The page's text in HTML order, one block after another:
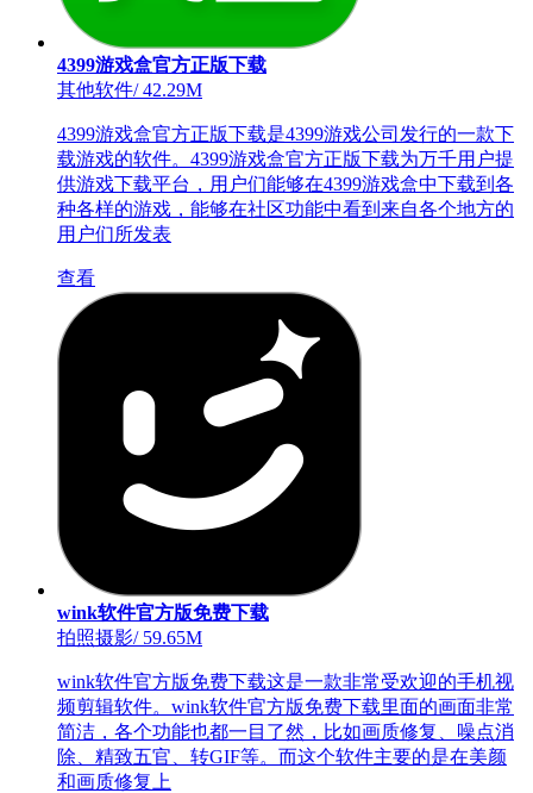
4399游戏盒官方正版下载
其他软件/42.29M
4399游戏盒官方正版下载是4399游戏公司发行的一款下
载游戏的软件。4399游戏盒官方正版下载为万千用户提
供游戏下载平台，用户们能够在4399游戏盒中下载到各
种各样的游戏，能够在社区功能中看到来自各个地方的
用户们所发表
查看
wink软件官方版免费下载
拍照摄影/59.65M
wink软件官方版免费下载这是一款非常受欢迎的手机视
频剪辑软件。wink软件官方版免费下载里面的画面非常
简洁，各个功能也都一目了然，比如画质修复、噪点消
除、精致五官、转GIF等。而这个软件主要的是在美颜
和画质修复上